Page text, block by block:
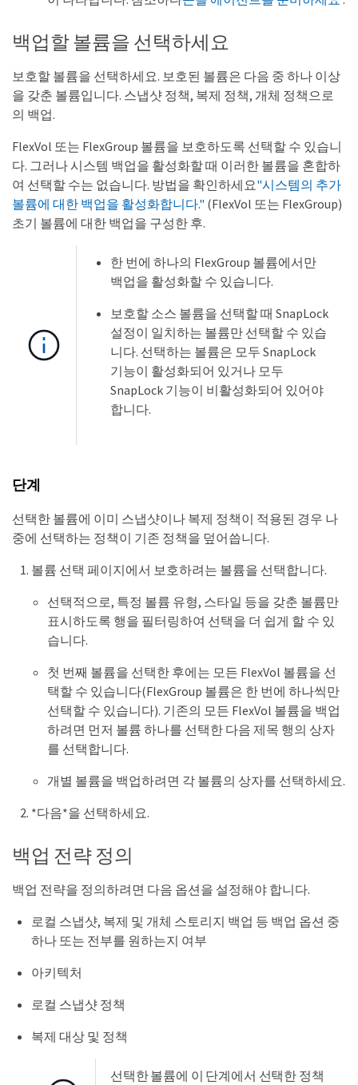
백업할 볼륨을 선택하세요
보호할 볼륨을 선택하세요. 보호된 볼륨은 다음 중 하나 이상
을 갖춘 볼륨입니다. 스냅샷 정책, 복제 정책, 개체 정책으로
의 백업.
FlexVol 또는 FlexGroup 볼륨을 보호하도록 선택할 수 있습니
다. 그러나 시스템 백업을 활성화할 때 이러한 볼륨을 혼합하
여 선택할 수는 없습니다. 방법을 확인하세요"시스템의 추가
볼륨에 대한 백업을 활성화합니다." (FlexVol 또는 FlexGroup)
초기 볼륨에 대한 백업을 구성한 후.
한 번에 하나의 FlexGroup 볼륨에서만
백업을 활성화할 수 있습니다.
보호할 소스 볼륨을 선택할 때 SnapLock
설정이 일치하는 볼륨만 선택할 수 있습
니다. 선택하는 볼륨은 모두 SnapLock
기능이 활성화되어 있거나 모두
SnapLock 기능이 비활성화되어 있어야
합니다.
단계
선택한 볼륨에 이미 스냅샷이나 복제 정책이 적용된 경우 나
중에 선택하는 정책이 기존 정책을 덮어씁니다.
볼륨 선택 페이지에서 보호하려는 볼륨을 선택합니다.
선택적으로, 특정 볼륨 유형, 스타일 등을 갖춘 볼륨만
표시하도록 행을 필터링하여 선택을 더 쉽게 할 수 있
습니다.
첫 번째 볼륨을 선택한 후에는 모든 FlexVol 볼륨을 선
택할 수 있습니다(FlexGroup 볼륨은 한 번에 하나씩만
선택할 수 있습니다). 기존의 모든 FlexVol 볼륨을 백업
하려면 먼저 볼륨 하나를 선택한 다음 제목 행의 상자
를 선택합니다.
개별 볼륨을 백업하려면 각 볼륨의 상자를 선택하세요.
*다음*을 선택하세요.
백업 전략 정의
백업 전략을 정의하려면 다음 옵션을 설정해야 합니다.
로컬 스냅샷, 복제 및 개체 스토리지 백업 등 백업 옵션 중
하나 또는 전부를 원하는지 여부
아키텍처
로컬 스냅샷 정책
복제 대상 및 정책
선택한 볼륨에 이 단계에서 선택한 정책